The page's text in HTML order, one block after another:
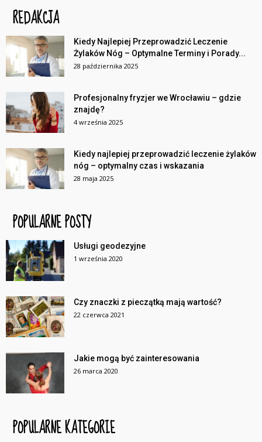
REDAKCJA
Kiedy Najlepiej Przeprowadzić Leczenie
Żylaków Nóg – Optymalne Terminy i Porady...
28 października 2025
Profesjonalny fryzjer we Wrocławiu – gdzie
znajdę?
4 września 2025
Kiedy najlepiej przeprowadzić leczenie żylaków
nóg – optymalny czas i wskazania
28 maja 2025
POPULARNE POSTY
Usługi geodezyjne
1 września 2020
Czy znaczki z pieczątką mają wartość?
22 czerwca 2021
Jakie mogą być zainteresowania
26 marca 2020
POPULARNE KATEGORIE